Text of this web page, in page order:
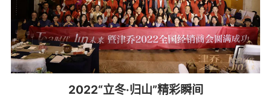
2022“立冬·归山”精彩瞬间